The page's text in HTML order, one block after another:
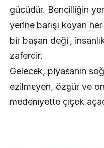
gücüdür. Bencilliğin
yerine barışı koyan
bir başarı değil,
zaferdir.
Gelecek, piyasanın
ezilmeyen, özgür ve
medeniyette çiçek